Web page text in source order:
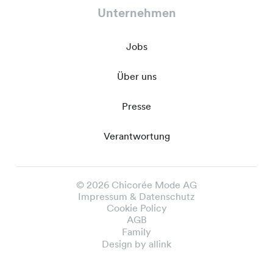
Unternehmen
Jobs
Über uns
Presse
Verantwortung
© 2026 Chicorée Mode AG
Impressum & Datenschutz
Cookie Policy
AGB
Family
Design by allink